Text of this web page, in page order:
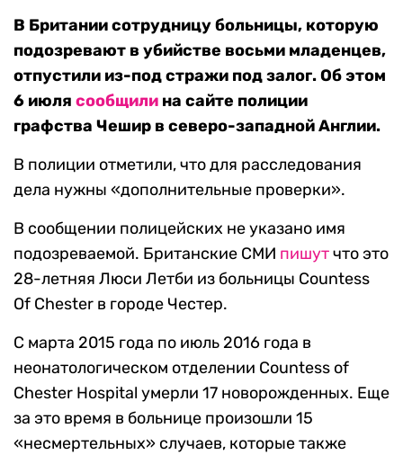
В Британии сотрудницу больницы, которую
подозревают в убийстве восьми младенцев,
отпустили из-под стражи под залог. Об этом
6 июля сообщили на сайте полиции
графства Чешир в северо-западной Англии.
В полиции отметили, что для расследования
дела нужны «дополнительные проверки».
В сообщении полицейских не указано имя
подозреваемой. Британские СМИ пишутчто это
28-летняя Люси Летби из больницы Countess
Of Chester в городе Честер.
С марта 2015 года по июль 2016 года в
неонатологическом отделении Countess of
Chester Hospital умерли 17 новорожденных. Еще
за это время в больнице произошли 15
«несмертельных» случаев, которые также